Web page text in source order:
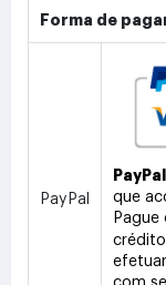
Forma de
PayPal
PayPal
que
Pague